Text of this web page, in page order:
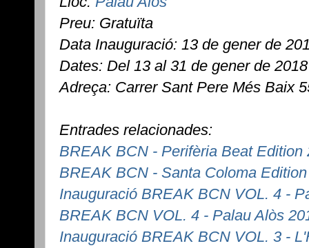
Preu: Gratuïta
Data Inauguració: 13 de gener de
Dates: Del 13 al 31 de gener de 2018
Adreça: Carrer Sant Pere Més Baix
Entrades relacionades:
BREAK BCN - Perifèria Beat Edition
BREAK BCN - Santa Coloma
Inauguració BREAK BCN VOL. 4 -
BREAK BCN VOL. 4 - Palau Alòs
Inauguració BREAK BCN VOL. 3 -